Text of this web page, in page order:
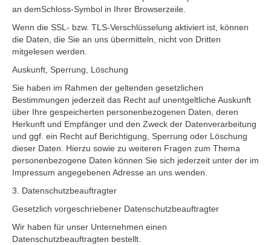
an demSchloss-Symbol in Ihrer Browserzeile.
Wenn die SSL- bzw. TLS-Verschlüsselung aktiviert ist, können
die Daten, die Sie an uns übermitteln, nicht von Dritten
mitgelesen werden.
Auskunft, Sperrung, Löschung
Sie haben im Rahmen der geltenden gesetzlichen
Bestimmungen jederzeit das Recht auf unentgeltliche Auskunft
über Ihre gespeicherten personenbezogenen Daten, deren
Herkunft und Empfänger und den Zweck der Datenverarbeitung
und ggf. ein Recht auf Berichtigung, Sperrung oder Löschung
dieser Daten. Hierzu sowie zu weiteren Fragen zum Thema
personenbezogene Daten können Sie sich jederzeit unter der im
Impressum angegebenen Adresse an uns wenden.
3. Datenschutzbeauftragter
Gesetzlich vorgeschriebener Datenschutzbeauftragter
Wir haben für unser Unternehmen einen
Datenschutzbeauftragten bestellt.